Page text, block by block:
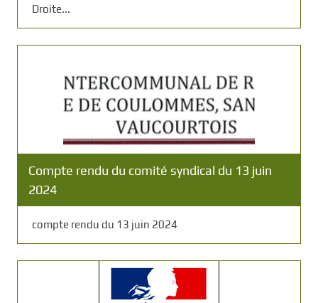
Droite...
Compte rendu du comité syndical du 13 juin
2024
compte rendu du 13 juin 2024